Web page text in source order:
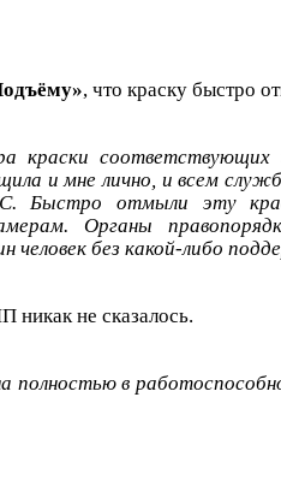
, что краску быстро
краски соответствующих
и мне лично, и всем
Быстро отмыли эту
Органы
человек без какой-либо
никак не сказалось.
в